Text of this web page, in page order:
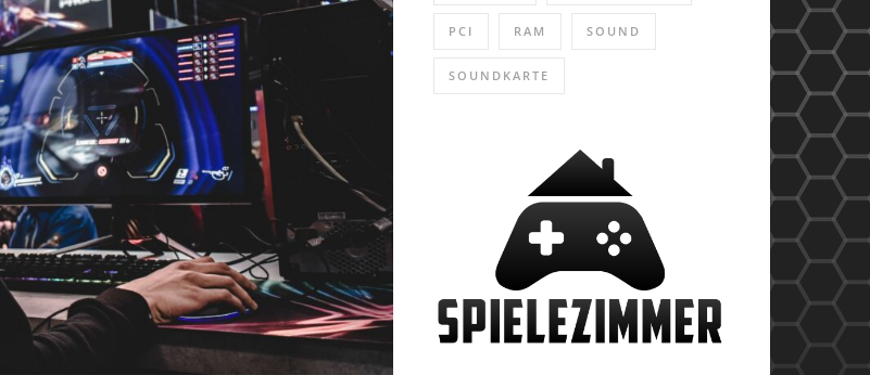
PCI RAM SOUND
SOUNDKARTE